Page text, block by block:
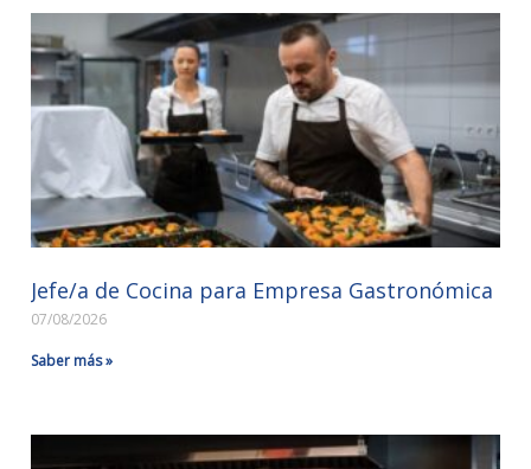
Jefe/a de Cocina para Empresa Gastronómica
07/08/2026
Saber más »